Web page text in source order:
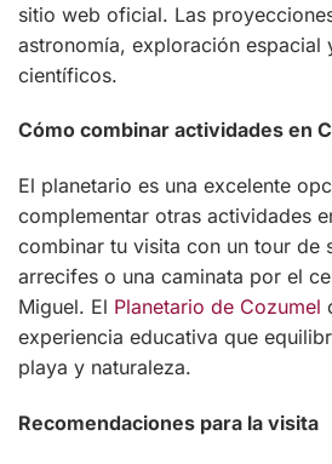
sitio web oficial. Las
astronomía, exploración espacial
científicos.
Cómo combinar actividades en
El planetario es una excelente
complementar otras actividades
combinar tu visita con un tour de
arrecifes o una caminata por el
Miguel. El Planetario de Cozumel
experiencia educativa que
playa y naturaleza.
Recomendaciones para la visita